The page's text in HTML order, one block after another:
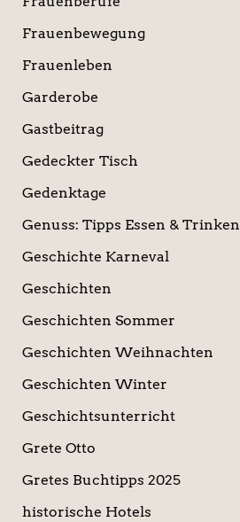
Frauenbewegung
Frauenleben
Garderobe
Gastbeitrag
Gedeckter Tisch
Gedenktage
Genuss: Tipps Essen & Trinken
Geschichte Karneval
Geschichten
Geschichten Sommer
Geschichten Weihnachten
Geschichten Winter
Geschichtsunterricht
Grete Otto
Gretes Buchtipps 2025
historische Hotels